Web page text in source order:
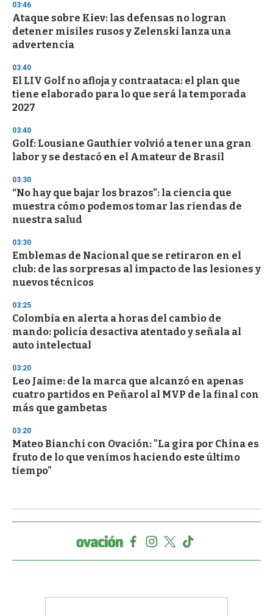
d
s
o
f
3
s
e
c
o
n
03:46
Ataque sobre Kiev: las defensas no logran
detener misiles rusos y Zelenski lanza una
advertencia
03:40
El LIV Golf no afloja y contraataca: el plan que
tiene elaborado para lo que será la temporada
2027
03:40
Golf: Lousiane Gauthier volvió a tener una gran
labor y se destacó en el Amateur de Brasil
03:30
“No hay que bajar los brazos”: la ciencia que
muestra cómo podemos tomar las riendas de
nuestra salud
03:30
Emblemas de Nacional que se retiraron en el
club: de las sorpresas al impacto de las lesiones y
nuevos técnicos
03:25
Colombia en alerta a horas del cambio de
mando: policía desactiva atentado y señala al
auto intelectual
03:20
Leo Jaime: de la marca que alcanzó en apenas
cuatro partidos en Peñarol al MVP de la final con
más que gambetas
03:20
Mateo Bianchi con Ovación: "La gira por China es
fruto de lo que venimos haciendo este último
tiempo"